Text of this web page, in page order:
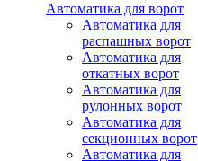
Автоматика для ворот
Автоматика для
распашных ворот
Автоматика для
откатных ворот
Автоматика для
рулонных ворот
Автоматика для
секционных ворот
Автоматика для